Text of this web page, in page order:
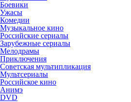
Боевики
Ужасы
Комедии
Музыкальное кино
Российские сериалы
Зарубежные сериалы
Мелодрамы
Приключения
Советская мультипликация
Мультсериалы
Российское кино
Анимэ
DVD